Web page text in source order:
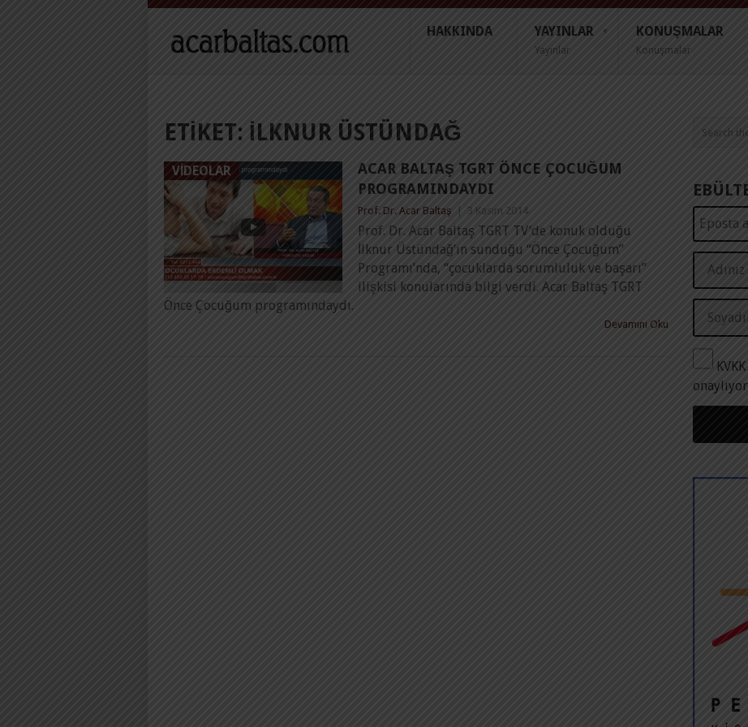
HAKKINDA YAYINLAR
Yayınlar
KONUŞMALAR
Konuşmalar
ETIKET: İLKNUR ÜSTÜNDAĞ
VIDEOLAR
ACAR BALTAŞ TGRT ÖNCE ÇOCUĞUM
PROGRAMINDAYDI
Prof. Dr. Acar Baltaş 3 Kasım 2014
Prof. Dr. Acar Baltaş TGRT TV’de konuk olduğu
İlknur Üstündağ’ın sunduğu “Önce Çocuğum”
Programı’nda, “çocuklarda sorumluluk ve başarı”
ilişkisi konularında bilgi verdi. Acar Baltaş TGRT
Önce Çocuğum programındaydı.
Devamını Oku